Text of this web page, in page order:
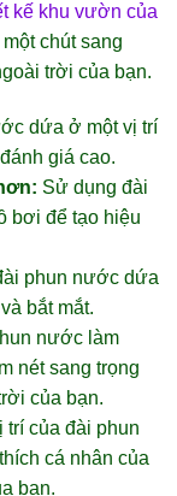
kế khu vườn của
chút sang
trời của bạn.
dứa ở một vị trí
giá cao.
Sử dụng đài
bơi để tạo hiệu
phun nước dứa
bắt mắt.
nước làm
nét sang trọng
của bạn.
trí của đài phun
cá nhân của
bạn.